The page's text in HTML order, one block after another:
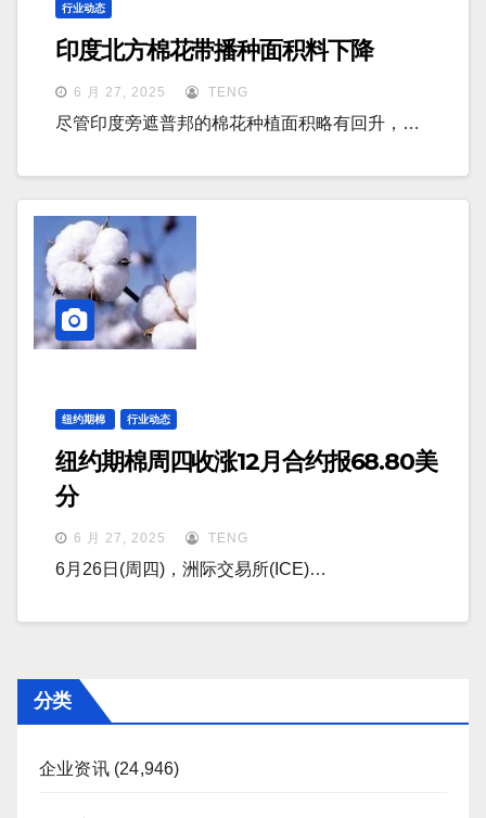
行业动态
印度北方棉花带播种面积料下降
6 月 27, 2025 TENG
尽管印度旁遮普邦的棉花种植面积略有回升，…
纽约期棉 行业动态
纽约期棉周四收涨12月合约报68.80美
分
6 月 27, 2025 TENG
6月26日(周四)，洲际交易所(ICE)…
分类
企业资讯(24,946)